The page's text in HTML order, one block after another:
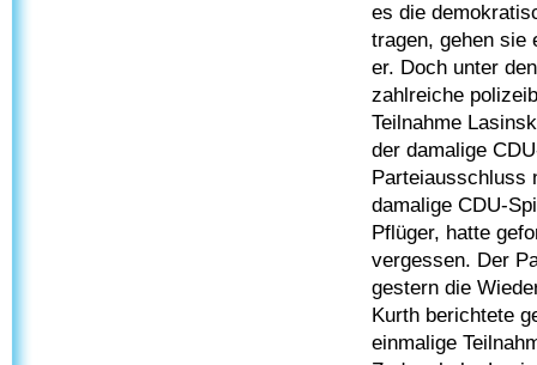
es die
tragen, gehen sie
er. Doch unter
zahlreiche
Teilnahme
der damalige
Parteiausschluss
damalige CDU-
Pflüger, hatte
vergessen. Der
gestern die
Kurth berichtete
einmalige